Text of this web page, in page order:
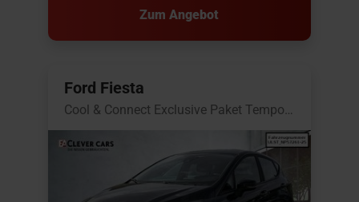
Zum Angebot
Ford Fiesta
Cool & Connect Exclusive Paket Tempomat